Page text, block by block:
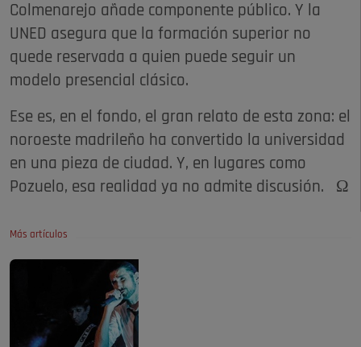
Colmenarejo añade componente público. Y la
UNED asegura que la formación superior no
quede reservada a quien puede seguir un
modelo presencial clásico.
Ese es, en el fondo, el gran relato de esta zona: el
noroeste madrileño ha convertido la universidad
en una pieza de ciudad. Y, en lugares como
Pozuelo, esa realidad ya no admite discusión. Ω
Más artículos